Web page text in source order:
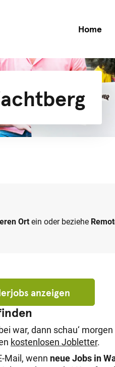
Home
Ort ein oder beziehe
anzeigen
war, dann schau‘
kostenlosen Jobletter.
Mail, wenn neue Jobs in